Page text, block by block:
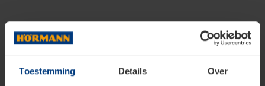
Toestemming Details Over